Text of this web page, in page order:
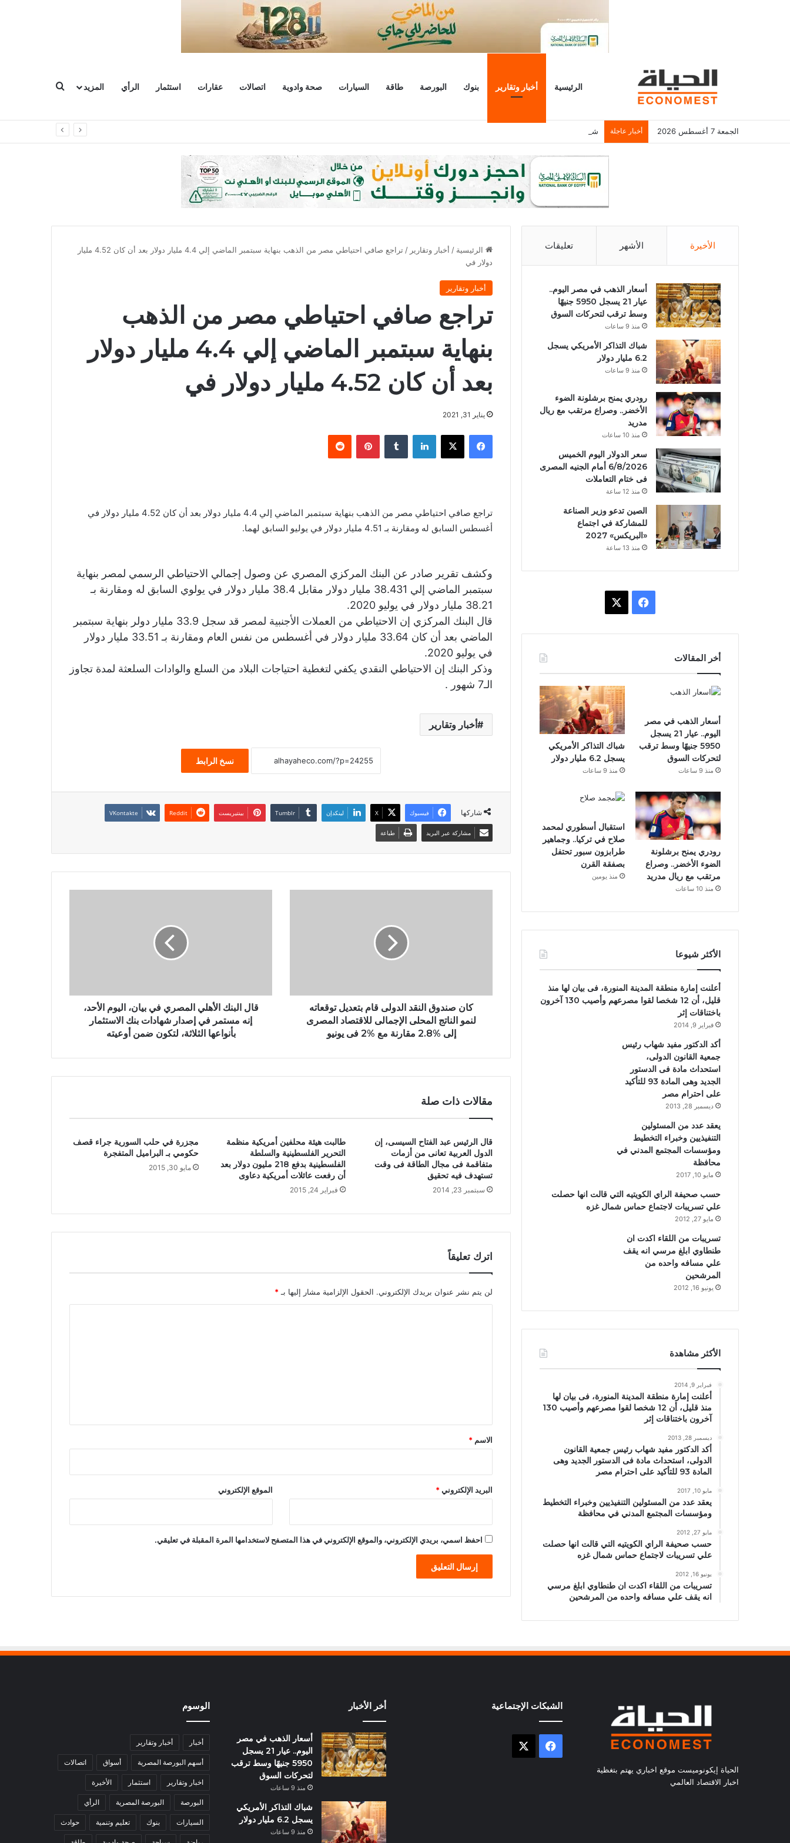
الرئيسية أخبار وتقارير بنوك البورصة طاقة السيارات صحة وادوية اتصالات عقارات استثمار الرأي المزيد
الجمعة 7 أغسطس 2026 أخبار عاجلة شباك التذاكر الأمريكي يسجل 6.2 مليار دولار
الرئيسية / أخبار وتقارير /
تراجع صافي احتياطي مصر من الذهب بنهاية سبتمبر الماضي إلي 4.4 مليار دولار بعد أن كان 4.52 مليار
دولار في
أخبار وتقارير
تراجع صافي احتياطي مصر من الذهب
بنهاية سبتمبر الماضي إلي 4.4 مليار دولار
بعد أن كان 4.52 مليار دولار في
يناير 31, 2021
فيسبوك لينكدإن بينتيريست
تراجع صافي احتياطي مصر من الذهب بنهاية سبتمبر الماضي إلي 4.4 مليار دولار بعد أن كان 4.52 مليار دولار في
أغسطس السابق له ومقارنة بـ 4.51 مليار دولار في يوليو السابق لهما.
وكشف تقرير صادر عن البنك المركزي المصري عن وصول إجمالي الاحتياطي الرسمي لمصر بنهاية
سبتمبر الماضي إلي 38.431 مليار دولار مقابل 38.4 مليار دولار في يولوي السابق له ومقارنة بـ
38.21 مليار دولار في يوليو 2020.
قال البنك المركزي إن الاحتياطي من العملات الأجنبية لمصر قد سجل 33.9 مليار دولر بنهاية سبتمبر
الماضي بعد أن كان 33.64 مليار دولار في أغسطس من نفس العام ومقارنة بـ 33.51 مليار دولار
في يوليو 2020.
وذكر البنك إن الاحتياطي النقدي يكفي لتغطية احتياجات البلاد من السلع والوادات السلعثة لمدة تجاوز
الـ7 شهور .
أخبار وتقارير
نسخ الرابط
شاركها فيسبوك X لينكدإن بينتيريست
مشاركة عبر البريد طباعة
كان صندوق النقد الدولى قام بتعديل توقعاته
لنمو الناتج المحلى الإجمالى للاقتصاد المصرى
إلى %2.8 مقارنة مع %2 فى يونيو
قال البنك الأهلي المصري في بيان، اليوم الأحد،
إنه مستمر في إصدار شهادات بنك الاستثمار
بأنواعها الثلاثة، لتكون ضمن أوعيته
مقالات ذات صلة
قال الرئيس عبد الفتاح السيسى، إن
الدول العربية تعانى من أزمات
متفاقمة فى مجال الطاقة فى وقت
تستهدف فيه تحقيق
سبتمبر 23, 2014
طالبت هيئة محلفين أمريكية منظمة
التحرير الفلسطينية والسلطة
الفلسطينية بدفع 218 مليون دولار بعد
أن رفعت عائلات أمريكية دعاوى
فبراير 24, 2015
مجزرة في حلب السورية جراء قصف
حكومي بـ البراميل المتفجرة
مايو 30, 2015
اترك تعليقاً
لن يتم نشر عنوان بريدك الإلكتروني. الحقول الإلزامية مشار إليها بـ *
*
الاسم *
البريد الإلكتروني* الموقع الإلكتروني
احفظ اسمي، بريدي الإلكتروني، والموقع الإلكتروني في هذا المتصفح لاستخدامها المرة المقبلة في تعليقي.
الأخيرة الأشهر تعليقات
أسعار الذهب في مصر اليوم..
عيار 21 يسجل 5950 جنيهًا
وسط ترقب لتحركات السوق
منذ 9 ساعات
شباك التذاكر الأمريكي يسجل
6.2 مليار دولار
منذ 9 ساعات
رودري يمنح برشلونة الضوء
الأخضر.. وصراع مرتقب مع ريال
مدريد
منذ 10 ساعات
سعر الدولار اليوم الخميس
6/8/2026 أمام الجنيه المصرى
فى ختام التعاملات
منذ 12 ساعة
الصين تدعو وزير الصناعة
للمشاركة في اجتماع
«البريكس» 2027
منذ 13 ساعة
ب
أخر المقالات
أسعار الذهب في مصر
اليوم.. عيار 21 يسجل
5950 جنيهًا وسط ترقب
لتحركات السوق
منذ 9 ساعات
شباك التذاكر الأمريكي
يسجل 6.2 مليار دولار
منذ 9 ساعات
رودري يمنح برشلونة
الضوء الأخضر.. وصراع
مرتقب مع ريال مدريد
منذ 10 ساعات
استقبال أسطوري لمحمد
صلاح في تركيا.. وجماهير
طرابزون سبور تحتفل
بصفقة القرن
منذ يومين
الأكثر شيوعا
أعلنت إمارة منطقة المدينة المنورة، فى بيان لها منذ
قليل، أن 12 شخصا لقوا مصرعهم وأصيب 130 آخرون
باختناقات إثر
فبراير 9, 2014
أكد الدكتور مفيد شهاب رئيس
جمعية القانون الدولى،
استحداث مادة فى الدستور
الجديد وهى المادة 93 للتأكيد
على احترام مصر
ديسمبر 28, 2013
يعقد عدد من المسئولين
التنفيذيين وخبراء التخطيط
ومؤسسات المجتمع المدني في
محافظة
مايو 10, 2017
حسب صحيفة الراي الكويتيه التي قالت انها حصلت
علي تسريبات لاجتماع حماس شمال غزه
مايو 27, 2012
تسريبات من اللقاء اكدت ان
طنطاوي ابلغ مرسي انه يقف
علي مسافه واحده من
المرشحين
يونيو 16, 2012
الأكثر مشاهدة
فبراير 9, 2014
أعلنت إمارة منطقة المدينة المنورة، فى بيان لها
منذ قليل، أن 12 شخصا لقوا مصرعهم وأصيب 130
آخرون باختناقات إثر
ديسمبر 28, 2013
أكد الدكتور مفيد شهاب رئيس جمعية القانون
الدولى، استحداث مادة فى الدستور الجديد وهى
المادة 93 للتأكيد على احترام مصر
مايو 10, 2017
يعقد عدد من المسئولين التنفيذيين وخبراء التخطيط
ومؤسسات المجتمع المدني في محافظة
مايو 27, 2012
حسب صحيفة الراي الكويتيه التي قالت انها حصلت
علي تسريبات لاجتماع حماس شمال غزه
يونيو 16, 2012
تسريبات من اللقاء اكدت ان طنطاوي ابلغ مرسي
انه يقف علي مسافه واحده من المرشحين
الحياة إيكونوميست موقع اخباري يهتم بتغظية
اخبار الاقتصاد العالمي
الشبكات الإجتماعية
فيسبوك
أخر الأخبار
أسعار الذهب في مصر
اليوم.. عيار 21 يسجل
5950 جنيهًا وسط ترقب
لتحركات السوق
منذ 9 ساعات
شباك التذاكر الأمريكي
يسجل 6.2 مليار دولار
منذ 9 ساعات
الوسوم
أخبار أخبار وتقارير
أسهم البورصة المصرية أسواق اتصالات
اخبار وتقارير استثمار الأخيرة
البورصة البورصة المصرية الرأي
السيارات بنوك تعليم وتنمية حوادث